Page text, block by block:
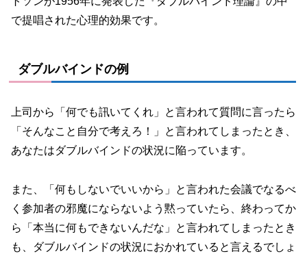
で提唱された心理的効果です。
ダブルバインドの例
上司から「何でも訊いてくれ」と言われて質問に言ったら
「そんなこと自分で考えろ！」と言われてしまったとき、
あなたはダブルバインドの状況に陥っています。
また、「何もしないでいいから」と言われた会議でなるべ
く参加者の邪魔にならないよう黙っていたら、終わってか
ら「本当に何もできないんだな」と言われてしまったとき
も、ダブルバインドの状況におかれていると言えるでしょ